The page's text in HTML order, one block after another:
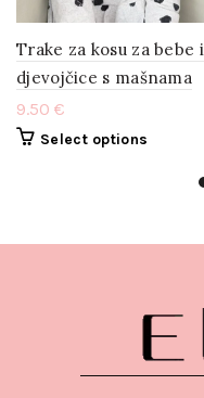
Trake za kosu za bebe i
djevojčice s mašnama
9.50 €
Select options